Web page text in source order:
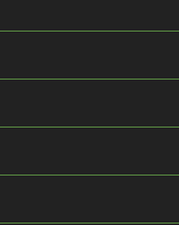
ッション ストリート系 原
的